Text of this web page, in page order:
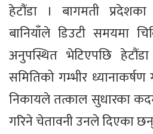
हेटौंडा । बागमती प्रदेशका
बानियाँले डिउटी समयमा
अनुपस्थित भेटिएपछि
समितिको गम्भीर
निकायले तत्काल सुधारका
गरिने चेतावनी उनले दिएका